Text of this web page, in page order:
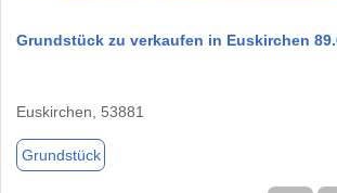
Grundstück zu verkaufen in Euskirchen
Euskirchen, 53881
Grundstück